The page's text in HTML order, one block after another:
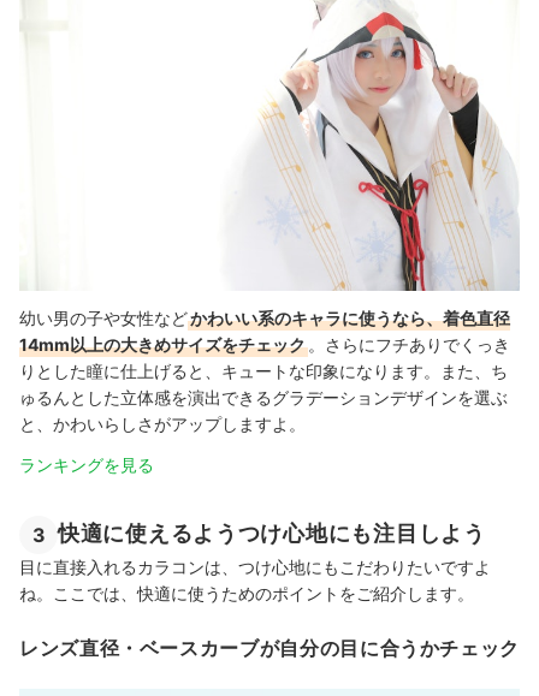
幼い男の子や女性などかわいい系のキャラに使うなら、着色直径
14mm以上の大きめサイズをチェック 。さらにフチありでくっき
りとした瞳に仕上げると、キュートな印象になります。また、ち
ゅるんとした立体感を演出できるグラデーションデザインを選ぶ
と、かわいらしさがアップしますよ。
ランキングを見る
3 快適に使えるようつけ心地にも注目しよう
目に直接入れるカラコンは、つけ心地にもこだわりたいですよ
ね。ここでは、快適に使うためのポイントをご紹介します。
レンズ直径・ベースカーブが自分の目に合うかチェック